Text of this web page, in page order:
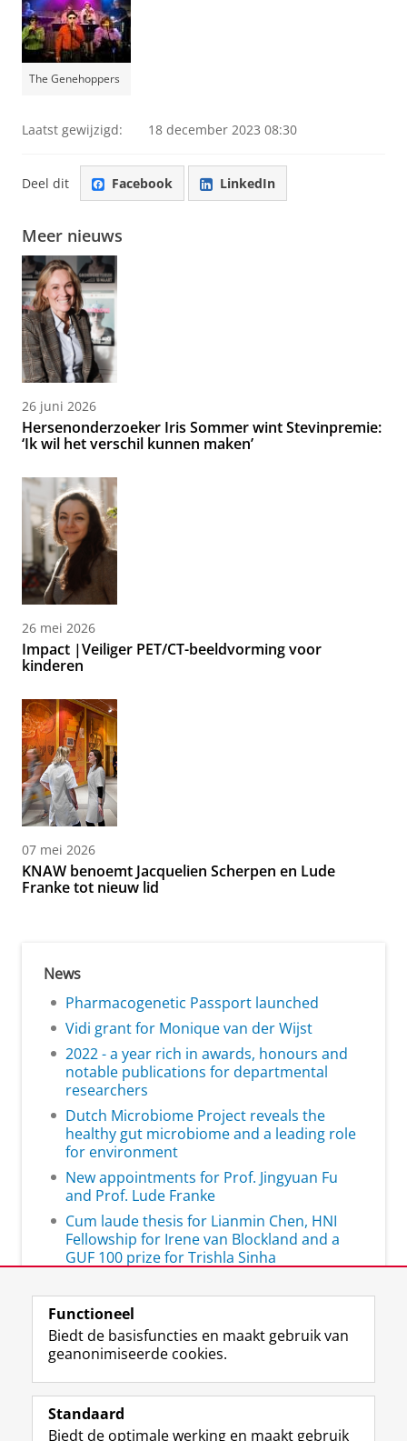
The Genehoppers
Laatst gewijzigd: 18 december 2023 08:30
Deel dit Facebook LinkedIn
Meer nieuws
26 juni 2026
Hersenonderzoeker Iris Sommer wint Stevinpremie:
‘Ik wil het verschil kunnen maken’
26 mei 2026
Impact |Veiliger PET/CT-beeldvorming voor
kinderen
07 mei 2026
KNAW benoemt Jacquelien Scherpen en Lude
Franke tot nieuw lid
News
Pharmacogenetic Passport launched
Vidi grant for Monique van der Wijst
2022 - a year rich in awards, honours and
notable publications for departmental
researchers
Dutch Microbiome Project reveals the
healthy gut microbiome and a leading role
for environment
New appointments for Prof. Jingyuan Fu
and Prof. Lude Franke
Cum laude thesis for Lianmin Chen, HNI
Fellowship for Irene van Blockland and a
GUF 100 prize for Trishla Sinha
Volg de RUG
F
a
L
i
R
S
I
n
Y
o
Functioneel
Biedt de basisfuncties en maakt gebruik van
geanonimiseerde cookies.
Standaard
Biedt de optimale werking en maakt gebruik